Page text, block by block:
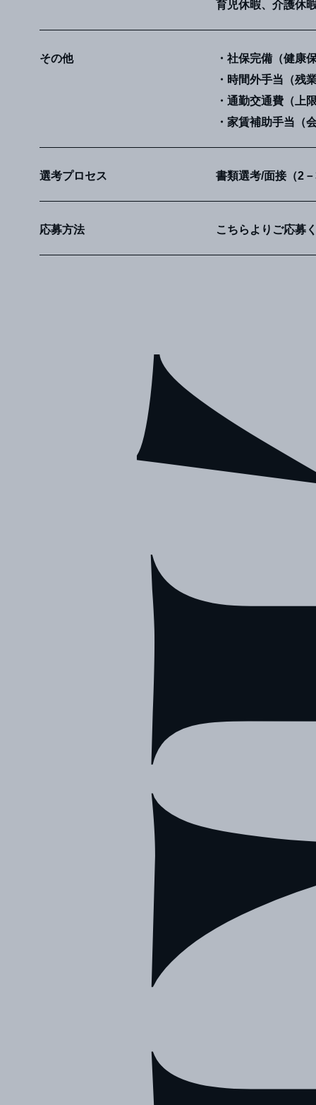
育児休暇、介護休
その他
社保完備（健康
時間外手当（残
通勤交通費（上
家賃補助手当（
選考プロセス 書類選考/面接（2
応募方法 こちら よりご応募